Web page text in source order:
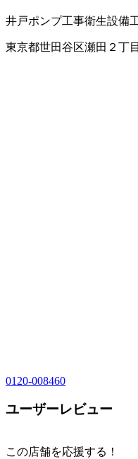
井戸ポンプ工事衛生設備
東京都世田谷区瀬田２丁
0120-008460
ユーザーレビュー
この店舗を応援する！